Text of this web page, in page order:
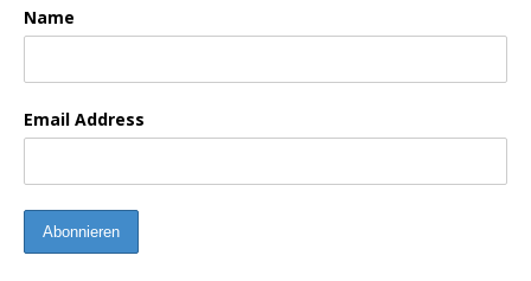
Name
Email Address